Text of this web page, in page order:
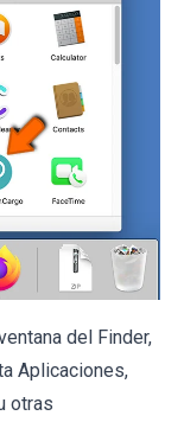
del Finder,
Aplicaciones,
otras